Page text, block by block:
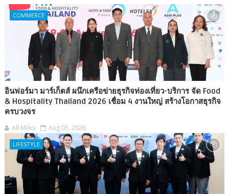
COMMERCE
อินฟอร์มา มาร์เก็ตส์ ผนึกเครือข่ายธุรกิจท่องเที่ยว-บริการ จัด Food
& Hospitality Thailand 2026 เชื่อม 4 งานใหญ่ สร้างโอกาสธุรกิจ
ครบวงจร
All Miles Aug 05, 2026
LIFESTYLE